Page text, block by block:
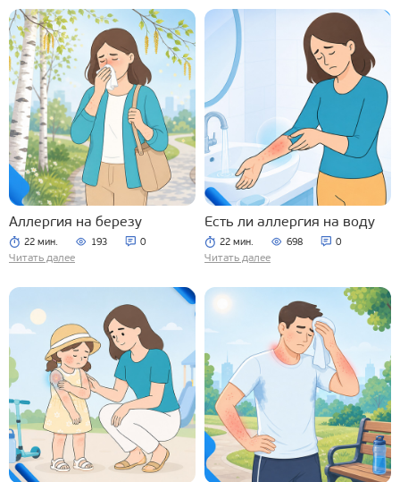
Аллергия на березу
22 мин. 193 0
Читать далее
Есть ли аллергия на воду
22 мин. 698 0
Читать далее